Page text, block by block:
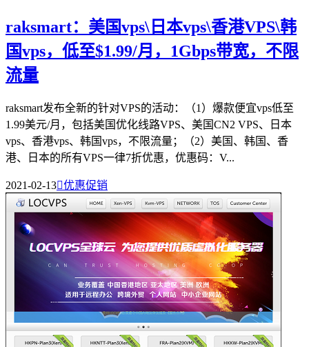
raksmart：美国vps\日本vps\香港VPS\韩
国vps，低至$1.99/月，1Gbps带宽，不限
流量
raksmart发布全新的针对VPS的活动：（1）爆款便宜vps低至
1.99美元/月，包括美国优化线路VPS、美国CN2 VPS、日本
vps、香港vps、韩国vps，不限流量；（2）美国、韩国、香
港、日本的所有VPS一律7折优惠，优惠码：V...
2021-02-13优惠促销